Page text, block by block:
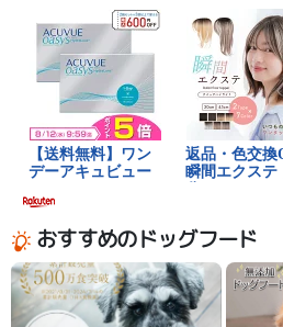
おすすめのドッグフード